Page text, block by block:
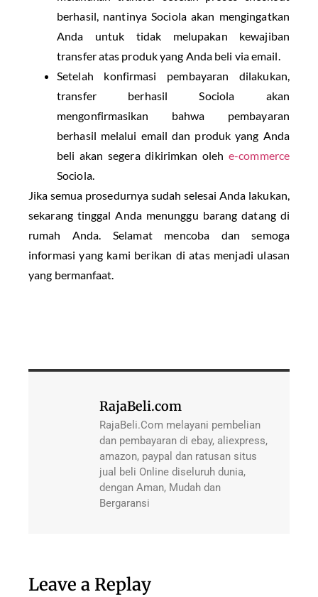
berhasil, nantinya Sociola akan mengingatkan
Anda untuk tidak melupakan kewajiban
transfer atas produk yang Anda beli via email.
Setelah konfirmasi pembayaran dilakukan,
transfer berhasil Sociola akan
mengonfirmasikan bahwa pembayaran
berhasil melalui email dan produk yang Anda
beli akan segera dikirimkan oleh e-commerce
Sociola.
Jika semua prosedurnya sudah selesai Anda lakukan,
sekarang tinggal Anda menunggu barang datang di
rumah Anda. Selamat mencoba dan semoga
informasi yang kami berikan di atas menjadi ulasan
yang bermanfaat.
RajaBeli.com
RajaBeli.Com melayani pembelian
dan pembayaran di ebay, aliexpress,
amazon, paypal dan ratusan situs
jual beli Online diseluruh dunia,
dengan Aman, Mudah dan
Bergaransi
Leave a Replay